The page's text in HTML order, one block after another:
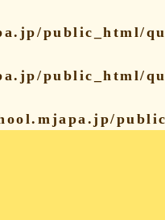
public_html/
public_html/